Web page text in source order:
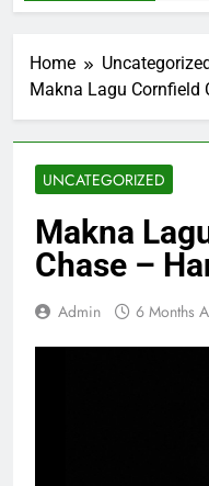
Home
Makna Lagu Cornfield
UNCATEGORIZED
Makna
Chase –
Admin 6 Months